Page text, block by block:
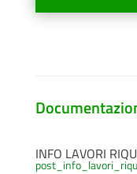
INFO LAVORI